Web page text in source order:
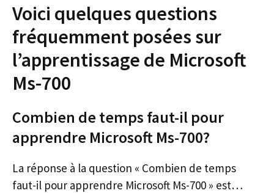
Voici quelques questions
fréquemment posées sur
l’apprentissage de Microsoft
Ms-700
Combien de temps faut-il pour
apprendre Microsoft Ms-700?
La réponse à la question « Combien de temps
faut-il pour apprendre Microsoft Ms-700 » est…